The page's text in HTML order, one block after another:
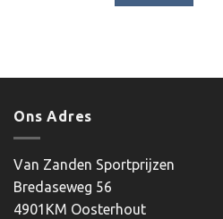
Ons Adres
Van Zanden Sportprijzen
Bredaseweg 56
4901KM Oosterhout